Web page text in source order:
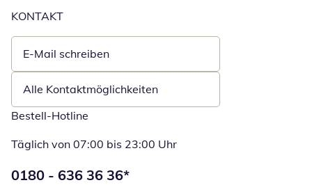
KONTAKT
E-Mail schreiben
Öffnet E-Mail-Client
Alle Kontaktmöglichkeiten
Bestell-Hotline
Täglich von 07:00 bis 23:00 Uhr
Telefonnummer:
0180 - 636 36 36*